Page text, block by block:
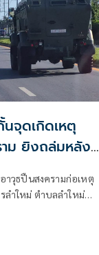
นจุดเกิดเหตุ
าม ยิงถล่มหลัง
าวุธปืนสงครามก่อเหตุ
ลำใหม่ ตำบลลำใหม่